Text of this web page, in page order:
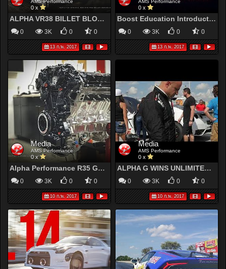
AMS Performance
0 x
ALPHA VR38 BILLET BLOCK NOW AVAILABLE!
0 3K 0 0
13 ก.พ. 2017
AMS Performance
0 x
Boost Education Introduction
0 3K 0 0
13 ก.พ. 2017
Media
AMS Performance
0 x
Alpha Performance R35 GT-R Crate Engine Time Lapse
0 3K 0 0
10 ก.พ. 2017
Media
AMS Performance
0 x
ALPHA G WINS UNLIMITED CLASS
0 3K 0 0
10 ก.พ. 2017